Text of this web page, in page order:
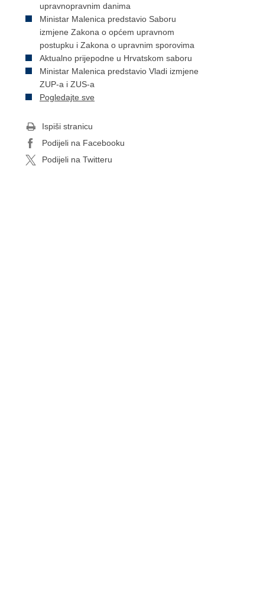
upravnopravnim danima
Ministar Malenica predstavio Saboru
izmjene Zakona o općem upravnom
postupku i Zakona o upravnim sporovima
Aktualno prijepodne u Hrvatskom saboru
Ministar Malenica predstavio Vladi izmjene
ZUP-a i ZUS-a
Pogledajte sve
Ispiši stranicu
Podijeli na Facebooku
Podijeli na Twitteru